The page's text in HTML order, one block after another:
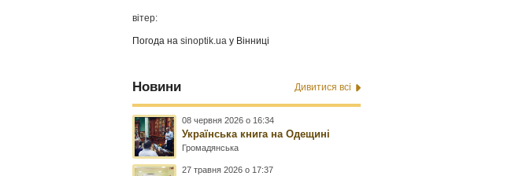
вітер:
Погода наsinoptik.ua у Вінниці
Новини Дивитися всі
08 червня 2026 о 16:34
Українська книга на Одещині
Громадянська
27 травня 2026 о 17:37